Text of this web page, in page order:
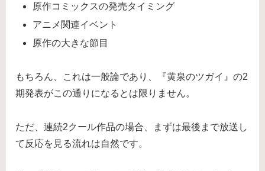
原作コミックスの発売タイミング
アニメ関連イベント
原作の大きな節目
もちろん、これは一般論であり、『黄泉のツガイ』の2
期発表がこの通りになるとは限りません。
ただ、連続2クール作品の場合、まずは最後まで放送し
て反応を見る流れは自然です。